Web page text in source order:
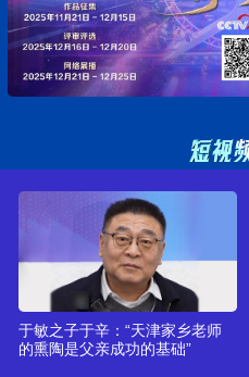
于敏之子于辛：“天津家乡老师
的熏陶是父亲成功的基础”